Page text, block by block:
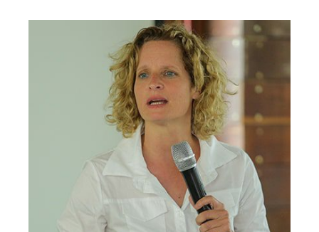
מסיכון לסיכוי